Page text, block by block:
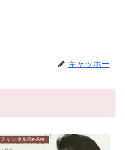
キャッホー
チャンネルRe-Are